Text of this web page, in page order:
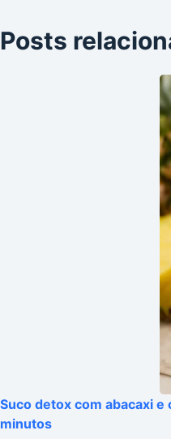
Posts
Suco detox com abacaxi e
minutos